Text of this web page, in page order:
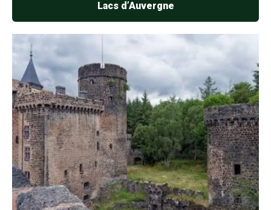
Lacs d’Auvergne